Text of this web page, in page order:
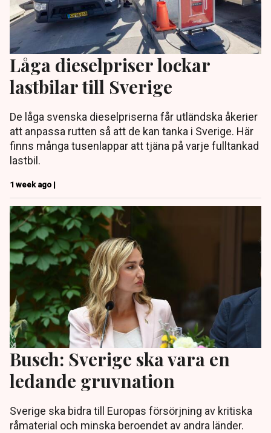
Låga dieselpriser lockar
lastbilar till Sverige
De låga svenska dieselpriserna får utländska åkerier
att anpassa rutten så att de kan tanka i Sverige. Här
finns många tusenlappar att tjäna på varje fulltankad
lastbil.
1 week ago |
Busch: Sverige ska vara en
ledande gruvnation
Sverige ska bidra till Europas försörjning av kritiska
råmaterial och minska beroendet av andra länder.